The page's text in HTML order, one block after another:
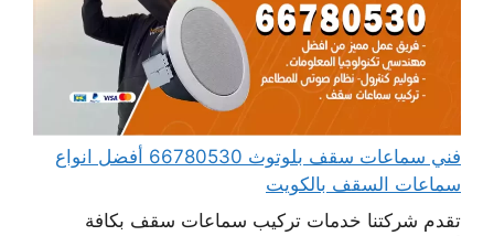
فني سماعات سقف بلوتوث 66780530 أفضل انواع
سماعات السقف بالكويت
تقدم شركتنا خدمات تركيب سماعات سقف بكافة